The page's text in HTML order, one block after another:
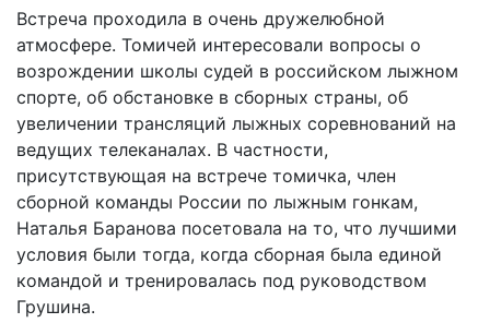
Встреча проходила в очень дружелюбной
атмосфере. Томичей интересовали вопросы о
возрождении школы судей в российском лыжном
спорте, об обстановке в сборных страны, об
увеличении трансляций лыжных соревнований на
ведущих телеканалах. В частности,
присутствующая на встрече томичка, член
сборной команды России по лыжным гонкам,
Наталья Баранова посетовала на то, что лучшими
условия были тогда, когда сборная была единой
командой и тренировалась под руководством
Грушина.